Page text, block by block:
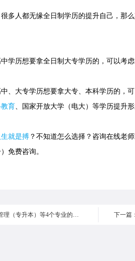
人都无缘全日制学历的提升自己，那么
历想要拿全日制大专学历的，可以考虑
大专学历想要拿大专、本科学历的，可
育、国家开放大学（电大）等学历提升
就是搏 ？不知道怎么选择？咨询在线老
免费咨询。
上一篇：陕西停考自考教育管理（专升本）等4个专业的通知